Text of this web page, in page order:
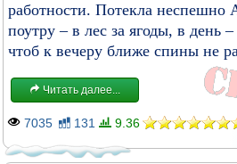
работности. Потекла
поутру – в лес за ягоды, в день
чтоб к вечеру ближе спины не
Читать далее...
7035 131 9.36